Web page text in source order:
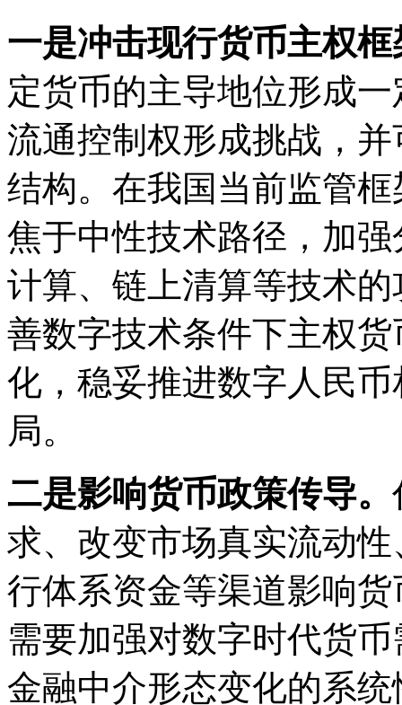
一是冲击现行货币主权框
定货币的主导地位形成
流通控制权形成挑战，
结构。在我国当前监管
焦于中性技术路径，加
计算、链上清算等技术
善数字技术条件下主权
化，稳妥推进数字人民
局。
二是影响货币政策传导。
求、改变市场真实流动
行体系资金等渠道影响
需要加强对数字时代货
金融中介形态变化的系